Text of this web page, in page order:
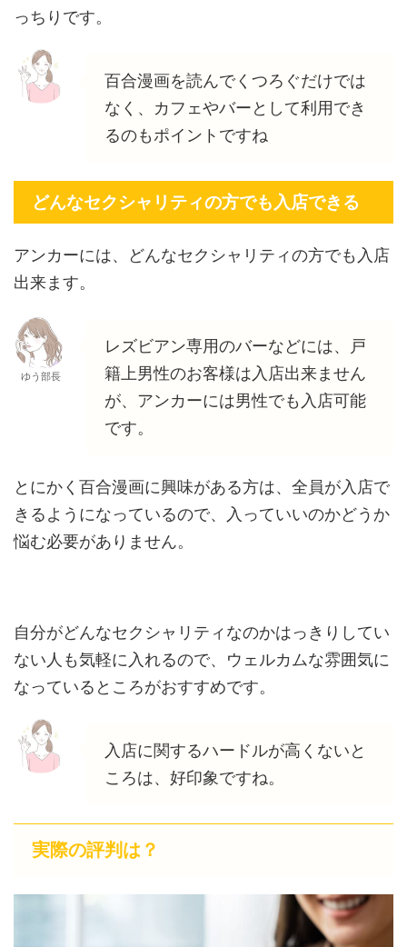
っちりです。
百合漫画を読んでくつろぐだけでは
なく、カフェやバーとして利用でき
るのもポイントですね
どんなセクシャリティの方でも入店できる
アンカーには、どんなセクシャリティの方でも入店
出来ます。
ゆう部長
レズビアン専用のバーなどには、戸
籍上男性のお客様は入店出来ません
が、アンカーには男性でも入店可能
です。
とにかく百合漫画に興味がある方は、全員が入店で
きるようになっているので、入っていいのかどうか
悩む必要がありません。
自分がどんなセクシャリティなのかはっきりしてい
ない人も気軽に入れるので、ウェルカムな雰囲気に
なっているところがおすすめです。
入店に関するハードルが高くないと
ころは、好印象ですね。
実際の評判は？